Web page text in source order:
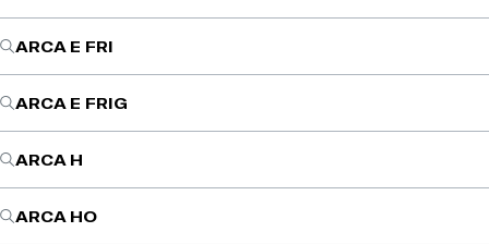
ARCA E FRI
ARCA E FRIG
ARCA H
ARCA HO